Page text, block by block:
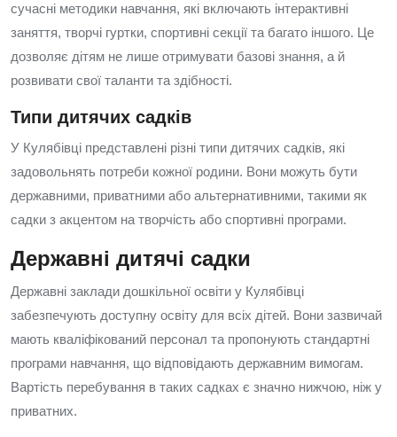
сучасні методики навчання, які включають інтерактивні
заняття, творчі гуртки, спортивні секції та багато іншого. Це
дозволяє дітям не лише отримувати базові знання, а й
розвивати свої таланти та здібності.
Типи дитячих садків
У Кулябівці представлені різні типи дитячих садків, які
задовольнять потреби кожної родини. Вони можуть бути
державними, приватними або альтернативними, такими як
садки з акцентом на творчість або спортивні програми.
Державні дитячі садки
Державні заклади дошкільної освіти у Кулябівці
забезпечують доступну освіту для всіх дітей. Вони зазвичай
мають кваліфікований персонал та пропонують стандартні
програми навчання, що відповідають державним вимогам.
Вартість перебування в таких садках є значно нижчою, ніж у
приватних.